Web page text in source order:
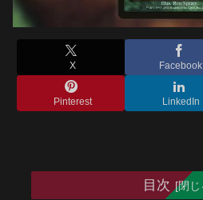
X Facebook
Pinterest LinkedIn
目次